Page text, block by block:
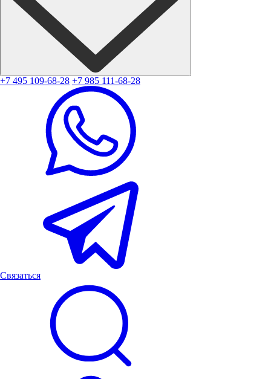
+7 495 109-68-28 +7 985 111-68-28
Связаться